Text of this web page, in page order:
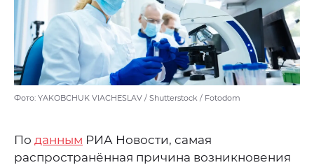
Фото: YAKOBCHUK VIACHESLAV / Shutterstock / Fotodom
По данным РИА Новости, самая
распространённая причина возникновения